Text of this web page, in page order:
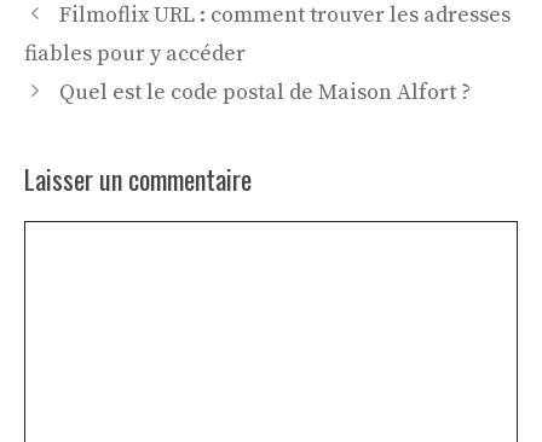
Filmoflix URL : comment trouver les adresses
fiables pour y accéder
Quel est le code postal de Maison Alfort ?
Laisser un commentaire